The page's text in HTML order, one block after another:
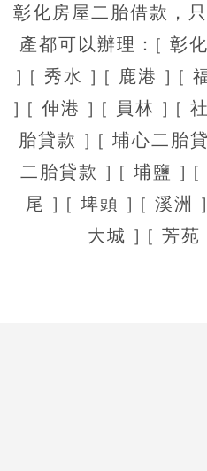
彰化房屋二胎借款，
產都可以辦理：[ 彰
] [ 秀水 ] [ 鹿港 ] [
] [ 伸港 ] [ 員林 ] [
胎貸款 ] [ 埔心二胎
二胎貸款 ] [ 埔鹽 ]
尾 ] [ 埤頭 ] [ 溪洲
大城 ] [ 芳苑